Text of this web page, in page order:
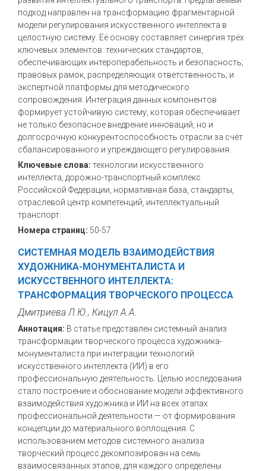
подход направлен на трансформацию фрагментарной
модели регулирования искусственного интеллекта в
целостную систему. Её основу составляет синергия трёх
ключевых элементов: технических стандартов,
обеспечивающих интероперабельность и безопасность;
правовых рамок, распределяющих ответственность; и
экспертной платформы для методического
сопровождения. Интеграция данных компонентов
формирует устойчивую систему, которая обеспечивает
не только безопасное внедрение инноваций, но и
долгосрочную конкурентоспособность отрасли за счёт
сбалансированного и упреждающего регулирования.
Ключевые слова: технологии искусственного
интеллекта, дорожно-транспортный комплекс
Российской Федерации, нормативная база, стандарты,
отраслевой центр компетенций, интеллектуальный
транспорт.
Номера страниц: 50-57.
СИСТЕМНАЯ МОДЕЛЬ ВЗАИМОДЕЙСТВИЯ
ХУДОЖНИКА-МОНУМЕНТАЛИСТА И
ИСКУССТВЕННОГО ИНТЕЛЛЕКТА:
ТРАНСФОРМАЦИЯ ТВОРЧЕСКОГО ПРОЦЕССА
Дмитриева Л.Ю., Кицул А.А.
Аннотация: В статье представлен системный анализ
трансформации творческого процесса художника-
монументалиста при интеграции технологий
искусственного интеллекта (ИИ) в его
профессиональную деятельность. Целью исследования
стало построение и обоснование модели эффективного
взаимодействия художника и ИИ на всех этапах
профессиональной деятельности — от формирования
концепции до материального воплощения. С
использованием методов системного анализа
творческий процесс декомпозирован на семь
взаимосвязанных этапов, для каждого определены